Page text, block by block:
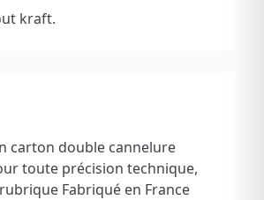
kraft.
carton double cannelure
toute précision technique,
Fabriqué en France